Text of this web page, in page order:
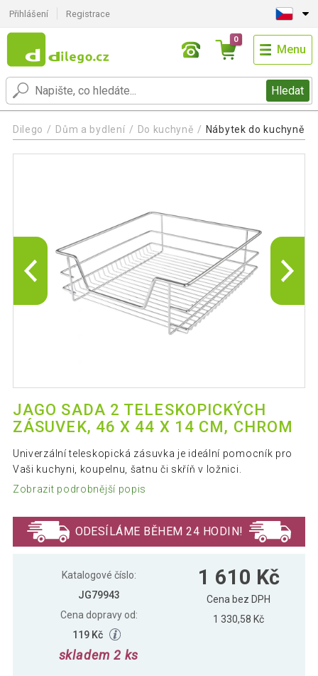
Přihlášení Registrace
Hledat
0
Menu
Dilego Dům a bydlení Do kuchyně Nábytek do kuchyně
JAGO SADA 2 TELESKOPICKÝCH
ZÁSUVEK, 46 X 44 X 14 CM, CHROM
Univerzální teleskopická zásuvka je ideální pomocník pro
Vaši kuchyni, koupelnu, šatnu či skříň v ložnici.
Zobrazit podrobnější popis
ODESÍLÁME BĚHEM 24 HODIN!
Katalogové číslo:
JG79943
Cena dopravy od:
119 Kč
skladem 2 ks
1 610 Kč
Cena bez DPH
1 330,58 Kč